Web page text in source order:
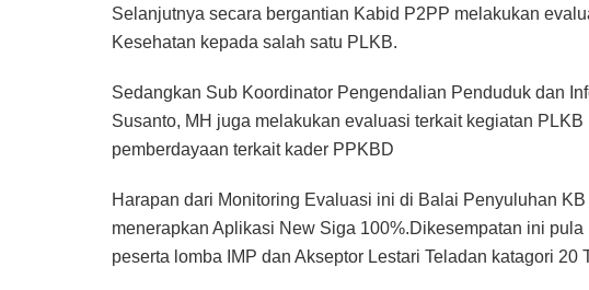
Selanjutnya secara bergantian Kabid P2PP melakukan
Kesehatan kepada salah satu PLKB.
Sedangkan Sub Koordinator Pengendalian Penduduk dan
Susanto, MH juga melakukan evaluasi terkait kegiatan
pemberdayaan terkait kader PPKBD
Harapan dari Monitoring Evaluasi ini di Balai Penyuluhan
menerapkan Aplikasi New Siga 100%.Dikesempatan ini
peserta lomba IMP dan Akseptor Lestari Teladan katagori 20